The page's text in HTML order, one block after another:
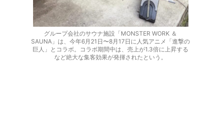
グループ会社のサウナ施設「MONSTER WORK ＆
SAUNA」は、今年6月21日〜8月17日に人気アニメ「進撃の
巨人」とコラボ。コラボ期間中は、売上が1.3倍に上昇する
など絶大な集客効果が発揮されたという。